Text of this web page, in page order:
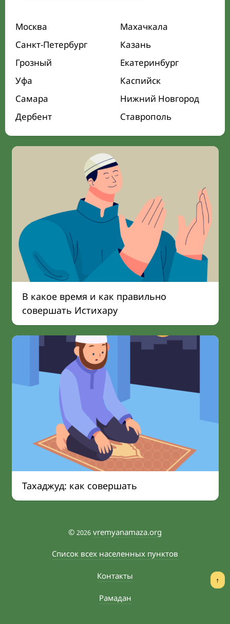
Москва
Махачкала
Санкт-Петербург
Казань
Грозный
Екатеринбург
Уфа
Каспийск
Самара
Нижний Новгород
Дербент
Ставрополь
В какое время и как правильно
совершать Истихару
Тахаджуд: как совершать
© 2026 vremyanamaza.org
Список всех населенных пунктов
Контакты
Рамадан
↑